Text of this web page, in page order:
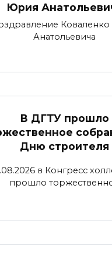
Юрия
Анатольевича
В ДГТУ прошло
Дню строителя
в Конгресс
прошло